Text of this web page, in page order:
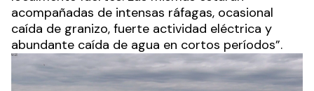
acompañadas de intensas ráfagas, ocasional
caída de granizo, fuerte actividad eléctrica y
abundante caída de agua en cortos períodos”.